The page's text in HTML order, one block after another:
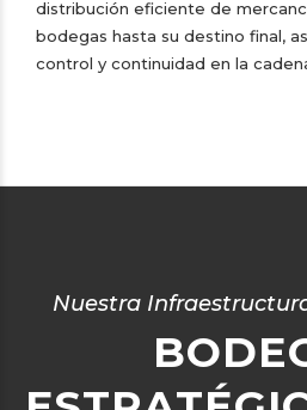
distribución eficiente de
bodegas hasta su destino final,
control y continuidad en la
Nuestra